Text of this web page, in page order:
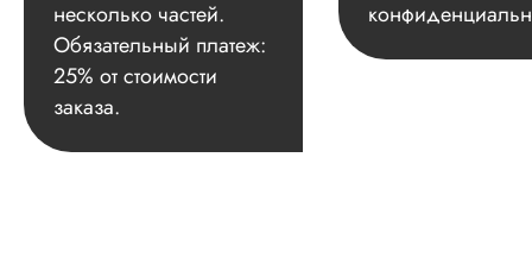
несколько частей.
Обязательный платеж:
25% от стоимости
заказа.